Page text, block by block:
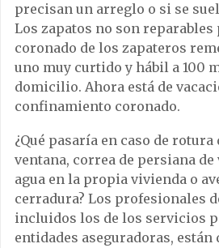
precisan un arreglo o si se
Los zapatos no son
coronado de los zapateros
uno muy curtido y hábil a 100
domicilio. Ahora está de
confinamiento coronado.
¿Qué pasaría en caso de
ventana, correa de persiana de
agua en la propia vivienda o
cerradura? Los profesionales
incluidos los de los servicios
entidades aseguradoras, están